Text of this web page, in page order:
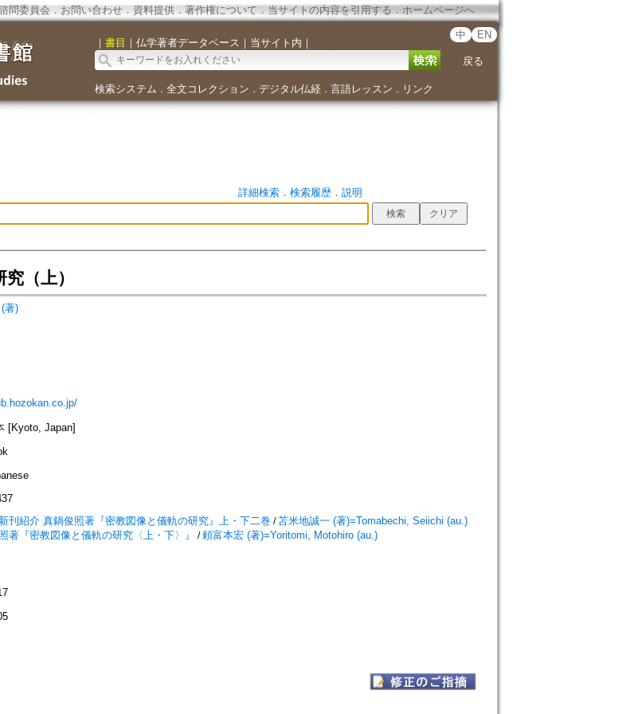
問委員会． お問い合わせ． 資料提供． 著作権について．当サイトの内容を引用する ． ホームページへ
｜ 書目 ｜ 仏学著者データベース ｜ 当サイト内 ｜
中 EN
戻る
検索システム ． 全文コレクション ． デジタル仏経． 言語レッスン ． リンク
詳細検索． 検索履歴． 説明
（上）
著)
[Kyoto, Japan]
刊紹介 真鍋俊照著『密教図像と儀軌の研究』上・下二巻/苫米地誠一 (著)=Tomabechi, Seiichi (au.)
著『密教図像と儀軌の研究〈上・下〉』
/頼富本宏 (著)=Yoritomi, Motohiro (au.)